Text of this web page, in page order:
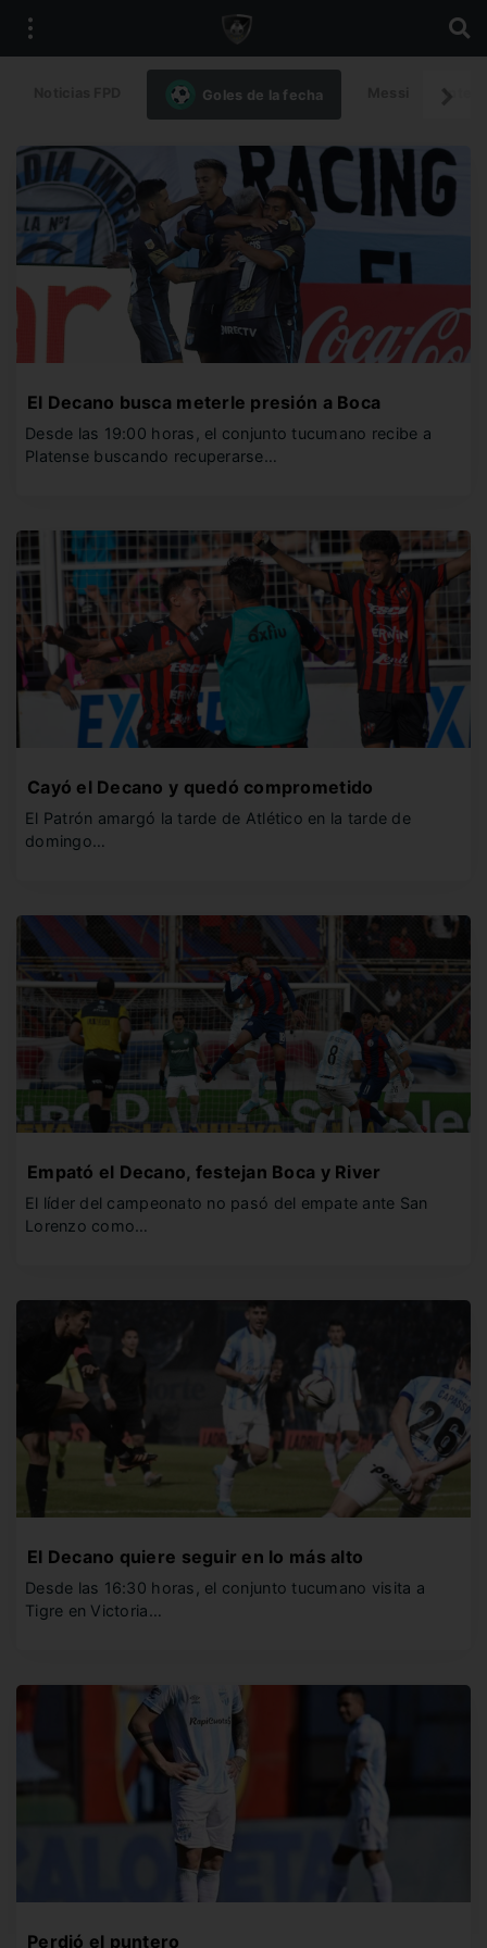
Goles de la fecha
El Decano busca meterle presión a Boca
Desde las 19:00 horas, el conjunto tucumano recibe a
Platense buscando recuperarse…
Cayó el Decano y quedó comprometido
El Patrón amargó la tarde de Atlético en la tarde de
domingo…
Empató el Decano, festejan Boca y River
El líder del campeonato no pasó del empate ante San
Lorenzo como…
El Decano quiere seguir en lo más alto
Desde las 16:30 horas, el conjunto tucumano visita a
Tigre en Victoria…
Perdió el puntero